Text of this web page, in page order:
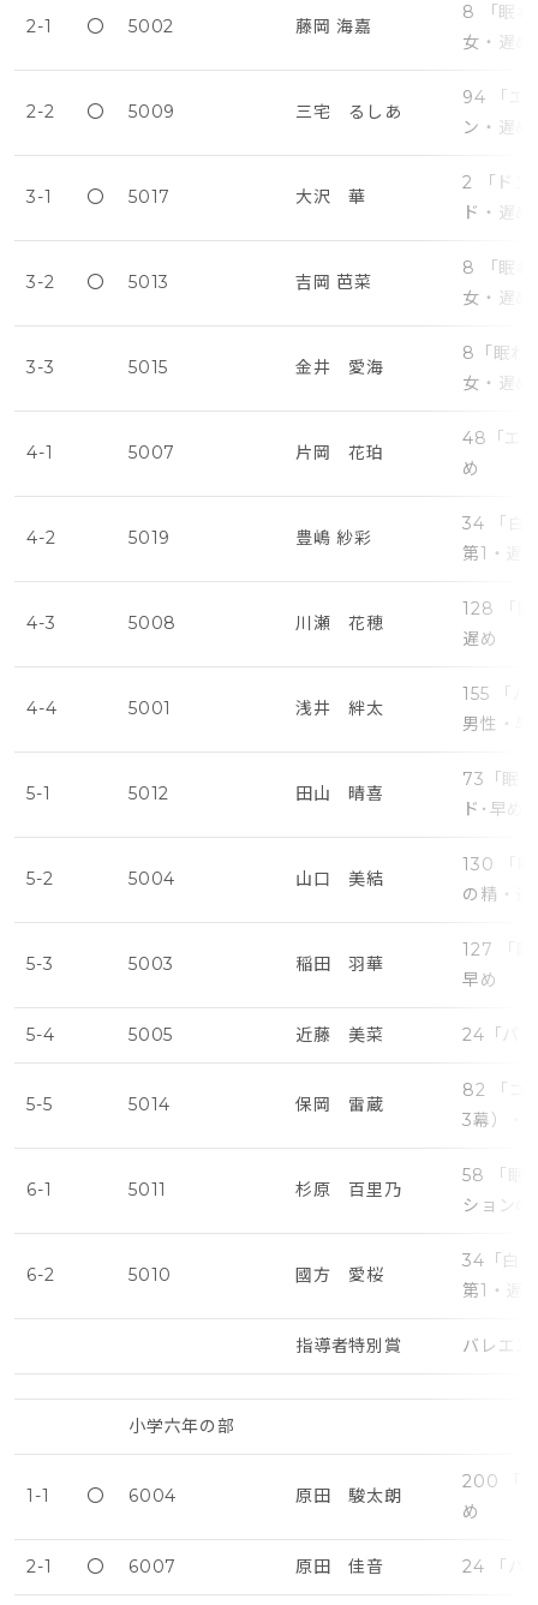
2-1 〇 5002 藤岡 海嘉
8 「眠れ
女・遅め
2-2 〇 5009 三宅 るしあ
94 「エ
ン・遅め
3-1 〇 5017 大沢 華
2 「ドン
ド・遅め
3-2 〇 5013 吉岡 芭菜
8 「眠れ
女・遅め
3-3 5015 金井 愛海
8「眠れ
女・遅め
4-1 5007 片岡 花珀
48「エ
め
4-2 5019 豊嶋 紗彩
34 「白
第1・遅
4-3 5008 川瀬 花穂
128 「
遅め
4-4 5001 浅井 絆太
155 「パ
男性・早
5-1 5012 田山 晴喜
73「眠
ド･早め
5-2 5004 山口 美結
130 「
の精・遅
5-3 5003 稲田 羽華
127 「眠
早め
5-4 5005 近藤 美菜 24「パ
5-5 5014 保岡 雷蔵
82 「コ
3幕）・
6-1 5011 杉原 百里乃
58 「眠
ション
6-2 5010 國方 愛桜
34「白
第1・遅
指導者特別賞 バレエ
小学六年の部
1-1 〇 6004 原田 駿太朗
200 「
め
2-1 〇 6007 原田 佳音 24 「パ